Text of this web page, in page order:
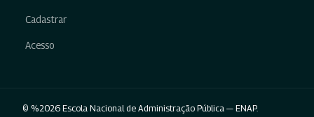
Cadastrar
Acesso
© %2026 Escola Nacional de Administração Pública — ENAP.